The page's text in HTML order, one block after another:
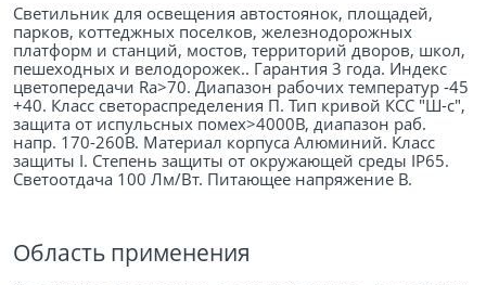
Светильник для освещения автостоянок, площадей,
парков, коттеджных поселков, железнодорожных
платформ и станций, мостов, территорий дворов, школ,
пешеходных и велодорожек.. Гарантия 3 года. Индекс
цветопередачи Ra>70. Диапазон рабочих температур -45
+40. Класс светораспределения П. Тип кривой КСС "Ш-с",
защита от испульсных помех>4000В, диапазон раб.
напр. 170-260В. Материал корпуса Алюминий. Класс
защиты I. Степень защиты от окружающей среды IP65.
Светоотдача 100 Лм/Вт. Питающее напряжение В.
Область применения